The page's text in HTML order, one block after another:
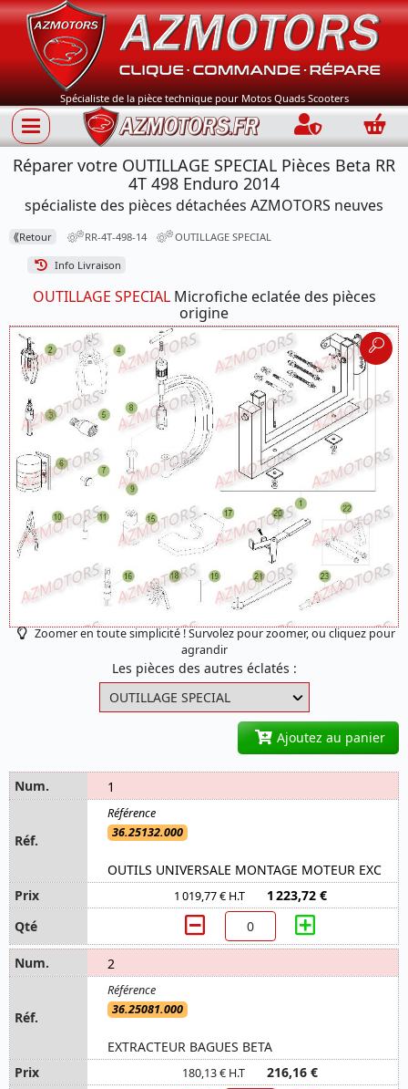
Spécialiste de la pièce technique pour Motos Quads Scooters
Connection
Réparer votre OUTILLAGE SPECIAL Pièces Beta RR
4T 498 Enduro 2014
spécialiste des pièces détachées AZMOTORS neuves
⟪Retour RR-4T-498-14 OUTILLAGE SPECIAL
Info Livraison
OUTILLAGE SPECIALMicrofiche eclatée des pièces
origine
Zoomer en toute simplicité ! Survolez pour zoomer, ou cliquez pour
agrandir
Les pièces des autres éclatés :
Ajoutez au panier
1
36.25132.000
OUTILS UNIVERSALE MONTAGE MOTEUR EXC
1 019,77 € H.T 1 223,72 €
2
36.25081.000
EXTRACTEUR BAGUES BETA
180,13 € H.T 216,16 €